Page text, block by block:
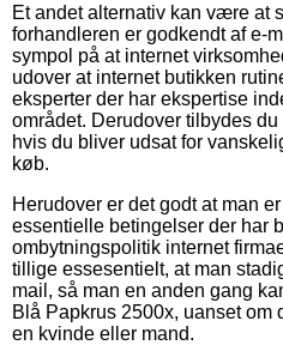
Et andet alternativ kan være at
forhandleren er godkendt af e-
sympol på at internet
udover at internet butikken
eksperter der har ekspertise
området. Derudover tilbydes
hvis du bliver udsat for
køb.
Herudover er det godt at man
essentielle betingelser der har
ombytningspolitik internet
tillige essesentielt, at man
mail, så man en anden gang
Blå Papkrus 2500x, uanset om
en kvinde eller mand.